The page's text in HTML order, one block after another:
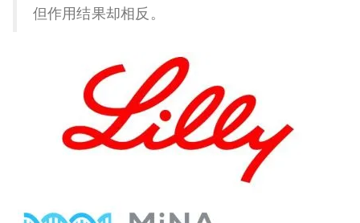
但作用结果却相反。